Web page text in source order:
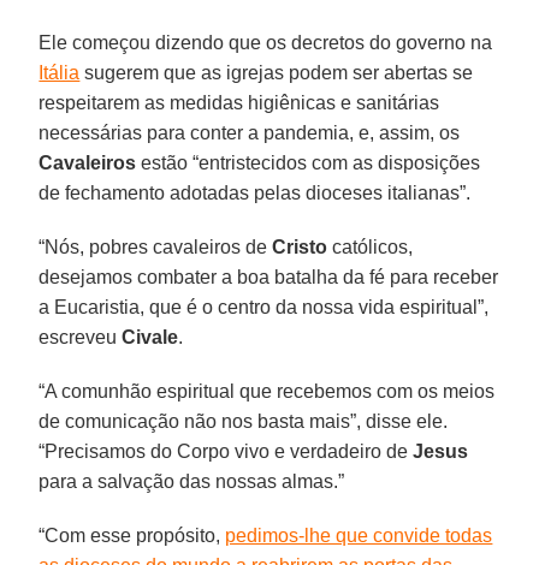
Ele começou dizendo que os decretos do governo na
Itália sugerem que as igrejas podem ser abertas se
respeitarem as medidas higiênicas e sanitárias
necessárias para conter a pandemia, e, assim, os
Cavaleiros estão “entristecidos com as disposições
de fechamento adotadas pelas dioceses italianas”.
“Nós, pobres cavaleiros deCristo católicos,
desejamos combater a boa batalha da fé para receber
a Eucaristia, que é o centro da nossa vida espiritual”,
escreveuCivale.
“A comunhão espiritual que recebemos com os meios
de comunicação não nos basta mais”, disse ele.
“Precisamos do Corpo vivo e verdadeiro deJesus
para a salvação das nossas almas.”
“Com esse propósito, pedimos-lhe que convide todas